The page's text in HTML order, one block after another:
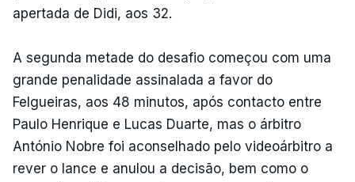
apertada de Didi, aos 32.
A segunda metade do desafio começou com uma
grande penalidade assinalada a favor do
Felgueiras, aos 48 minutos, após contacto entre
Paulo Henrique e Lucas Duarte, mas o árbitro
António Nobre foi aconselhado pelo videoárbitro a
rever o lance e anulou a decisão, bem como o